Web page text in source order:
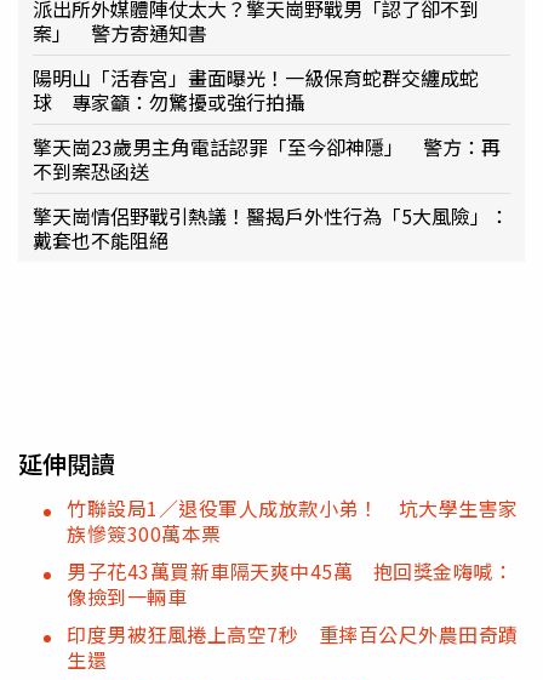
派出所外媒體陣仗太大？擎天崗野戰男「認了卻不到
案」 警方寄通知書
陽明山「活春宮」畫面曝光！一級保育蛇群交纏成蛇
球 專家籲：勿驚擾或強行拍攝
擎天崗23歲男主角電話認罪「至今卻神隱」 警方：再
不到案恐函送
擎天崗情侶野戰引熱議！醫揭戶外性行為「5大風險」：
戴套也不能阻絕
延伸閱讀
竹聯設局1／退役軍人成放款小弟！ 坑大學生害家
族慘簽300萬本票
男子花43萬買新車隔天爽中45萬 抱回獎金嗨喊：
像撿到一輛車
印度男被狂風捲上高空7秒 重摔百公尺外農田奇蹟
生還